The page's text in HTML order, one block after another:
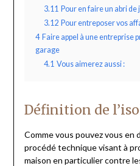
3.11 Pour en faire un abri de
3.12 Pour entreposer vos
4 Faire appel à une entreprise
garage
4.1 Vous aimerez aussi :
Définition de
Comme vous pouvez vous en
procédé technique visant à
maison en particulier contre